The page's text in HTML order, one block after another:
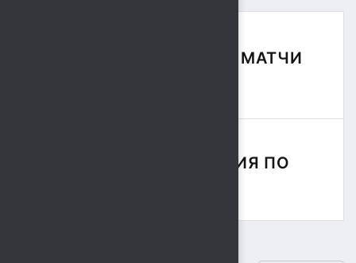
ФУТБОЛЬНЫЕ МАТЧИ
СОРЕВНОВАНИЯ ПО